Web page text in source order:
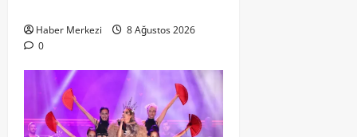
Haber Merkezi
8 Ağustos 2026
0